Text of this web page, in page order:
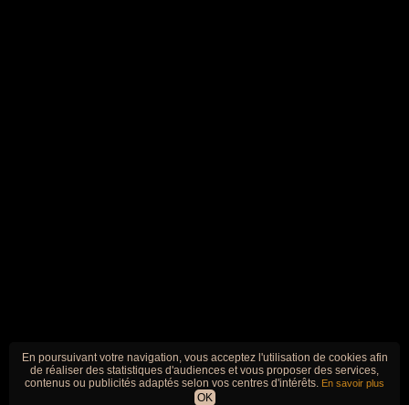
En poursuivant votre navigation, vous acceptez l'utilisation de cookies afin
de réaliser des statistiques d'audiences et vous proposer des services,
contenus ou publicités adaptés selon vos centres d'intérêts. En savoir plus
OK